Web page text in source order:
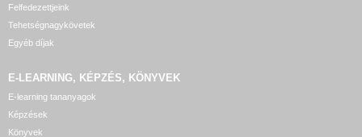
Felfedezettjeink
Tehetségnagykövetek
Egyéb díjak
E-LEARNING, KÉPZÉS, KÖNYVEK
E-learning tananyagok
Képzések
Könyvek